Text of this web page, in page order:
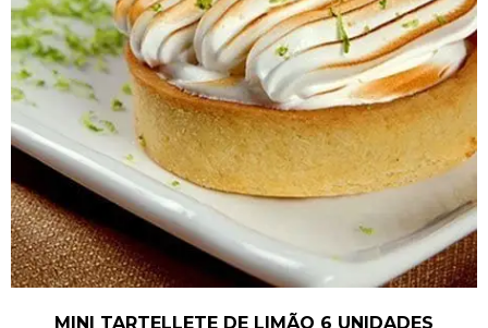
MINI TARTELLETE DE LIMÃO 6 UNIDADES